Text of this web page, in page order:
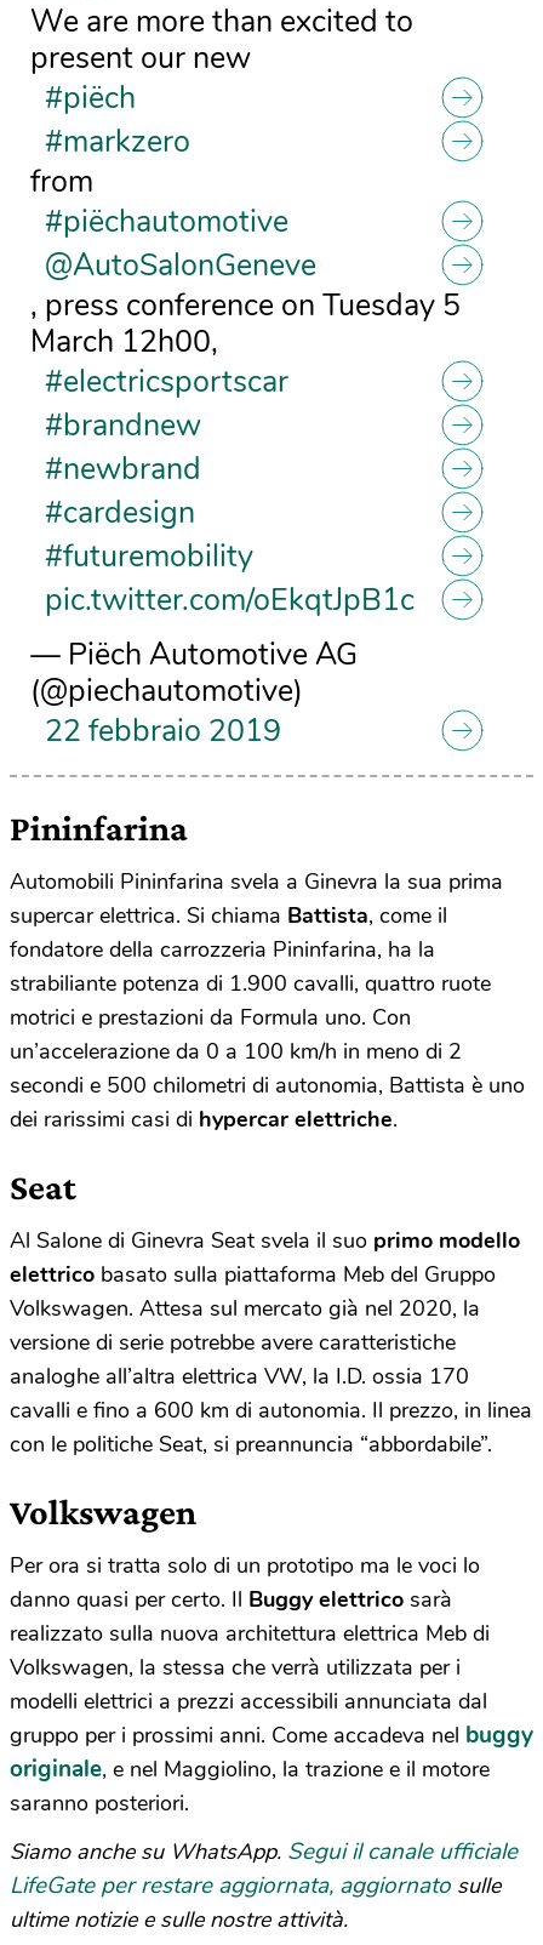
We are more than excited to
present our new
#piëch
#markzero
from
#piëchautomotive
@AutoSalonGeneve
, press conference on Tuesday 5
March 12h00,
#electricsportscar
#brandnew
#newbrand
#cardesign
#futuremobility
pic.twitter.com/oEkqtJpB1c
— Piëch Automotive AG
(@piechautomotive)
22 febbraio 2019
Pininfarina
Automobili Pininfarina svela a Ginevra la sua prima
supercar elettrica. Si chiama Battista, come il
fondatore della carrozzeria Pininfarina, ha la
strabiliante potenza di 1.900 cavalli, quattro ruote
motrici e prestazioni da Formula uno. Con
un’accelerazione da 0 a 100 km/h in meno di 2
secondi e 500 chilometri di autonomia, Battista è uno
dei rarissimi casi di hypercar elettriche.
Seat
Al Salone di Ginevra Seat svela il suo primo modello
elettrico basato sulla piattaforma Meb del Gruppo
Volkswagen. Attesa sul mercato già nel 2020, la
versione di serie potrebbe avere caratteristiche
analoghe all’altra elettrica VW, la I.D. ossia 170
cavalli e fino a 600 km di autonomia. Il prezzo, in linea
con le politiche Seat, si preannuncia “abbordabile”.
Volkswagen
Per ora si tratta solo di un prototipo ma le voci lo
danno quasi per certo. Il Buggy elettrico sarà
realizzato sulla nuova architettura elettrica Meb di
Volkswagen, la stessa che verrà utilizzata per i
modelli elettrici a prezzi accessibili annunciata dal
gruppo per i prossimi anni. Come accadeva nel buggy
originale, e nel Maggiolino, la trazione e il motore
saranno posteriori.
Siamo anche su WhatsApp. Segui il canale ufficiale
LifeGate per restare aggiornata, aggiornato sulle
ultime notizie e sulle nostre attività.